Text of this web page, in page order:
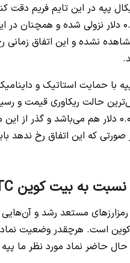
پپه در این تایم فریم
رسیدن به ناحیه 0.000017 دلار
نشده و این اتفاق زمانی
حالت ریکاوری قیمت و
بر ناحیه مقاومتی 0.000010 دلار هم
که این اتفاق رخ ندهد
مستعد رشد و
است. هرچقدر وضعیت